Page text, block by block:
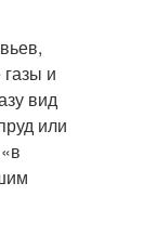
и
вид
или